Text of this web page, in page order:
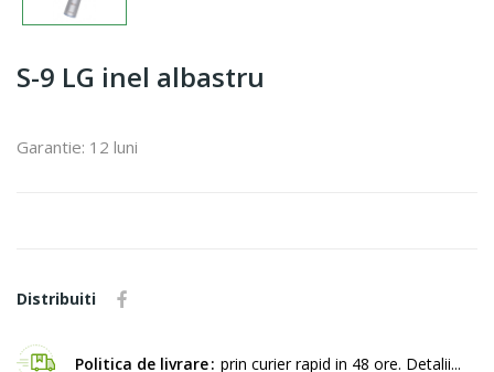
S-9 LG inel albastru
Garantie: 12 luni
Distribuiti
Politica de livrare prin curier rapid in 48 ore. Detalii...